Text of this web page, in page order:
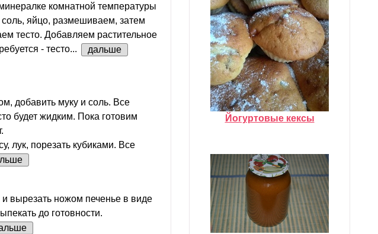
комнатной температуры
яйцо, размешиваем, затем
тесто. Добавляем растительное
- тесто...
дальше
добавить муку и соль. Все
будет жидким. Пока готовим
лук, порезать кубиками. Все
и вырезать ножом печенье в виде
до готовности.
Йогуртовые кексы